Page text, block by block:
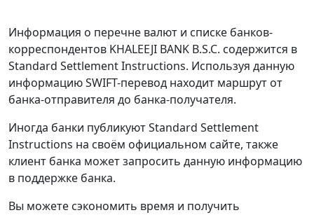
Информация о перечне валют и списке банков-
корреспондентов KHALEEJI BANK B.S.C. содержится в
Standard Settlement Instructions. Используя данную
информацию SWIFT-перевод находит маршрут от
банка-отправителя до банка-получателя.
Иногда банки публикуют Standard Settlement
Instructions на своём официальном сайте, также
клиент банка может запросить данную информацию
в поддержке банка.
Вы можете сэкономить время и получить